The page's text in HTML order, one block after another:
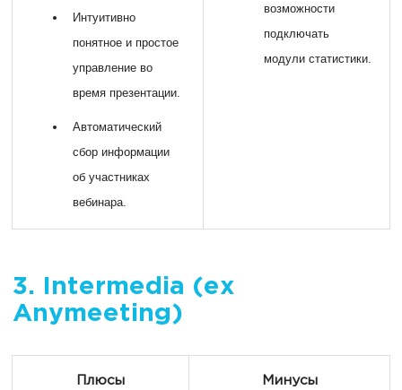
Интуитивно
понятное и простое
управление во
время презентации.
Автоматический
сбор информации
об участниках
вебинара.
возможности
подключать
модули статистики.
3. Intermedia (ex
Anymeeting)
Плюсы Минусы